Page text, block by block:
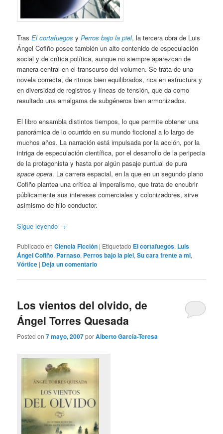
TrasEl cortafuegos yPerros bajo la piel, la tercera obra de Luis
Ángel Cofiño posee también un alto contenido de especulación
social y de crítica política, aunque no siempre aparezcan de
manera central en el transcurso del volumen. Se trata de una
novela correcta, de ritmos bien equilibrados, rica en estructura y
en diversidad de registros y líneas de tensión, que da como
resultado una amalgama de subgéneros bien armonizados.
El libro ensambla distintos tiempos, lo que permite obtener una
panorámica de lo ocurrido en su mundo ficcional a lo largo de
muchos años. La narración está impulsada por la acción, por la
intriga de especulación científica, por el desarrollo de la peripecia
de la protagonista y hasta por algún pasaje puntual de pura
space opera. La carrera espacial, en la que en un segundo plano
Cofiño plantea una crítica al imperalismo, que trata de encubrir
públicamente sus intereses comerciales y colonizadores, sirve
asimismo de hilo conductor.
Sigue leyendo →
Publicado en Ciencia Ficción | Etiquetado El cortafuegos, Luis
Ángel Cofiño, Parnaso, Perros bajo la piel,Su cara frente a mi,
Vórtice | Deja un comentario
Los vientos del olvido, de
Ángel Torres Quesada
Posted on7 mayo, 2007porAlberto García-Teresa